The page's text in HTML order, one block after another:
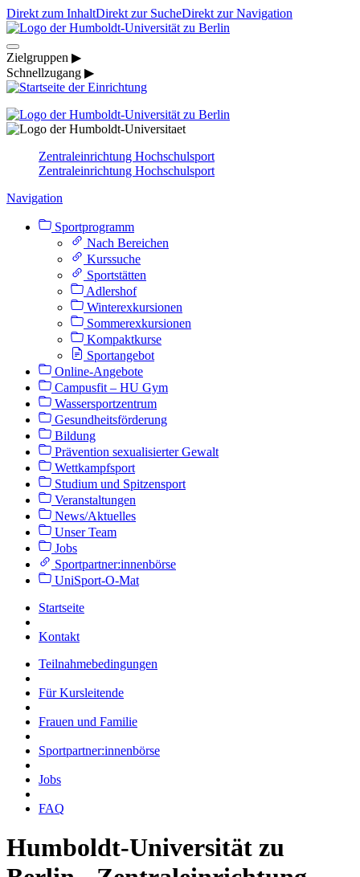
Direkt zum InhaltDirekt zur SucheDirekt zur Navigation
Zielgruppen ▶
Schnellzugang ▶
Zentraleinrichtung Hochschulsport
Zentraleinrichtung Hochschulsport
Navigation
Sportprogramm
Nach Bereichen
Kurssuche
Sportstätten
Adlershof
Winterexkursionen
Sommerexkursionen
Kompaktkurse
Sportangebot
Online-Angebote
Campusfit – HU Gym
Wassersportzentrum
Gesundheitsförderung
Bildung
Prävention sexualisierter Gewalt
Wettkampfsport
Studium und Spitzensport
Veranstaltungen
News/Aktuelles
Unser Team
Jobs
Sportpartner:innenbörse
UniSport-O-Mat
Startseite
Kontakt
Teilnahmebedingungen
Für Kursleitende
Frauen und Familie
Sportpartner:innenbörse
Jobs
FAQ
Humboldt-Universität zu